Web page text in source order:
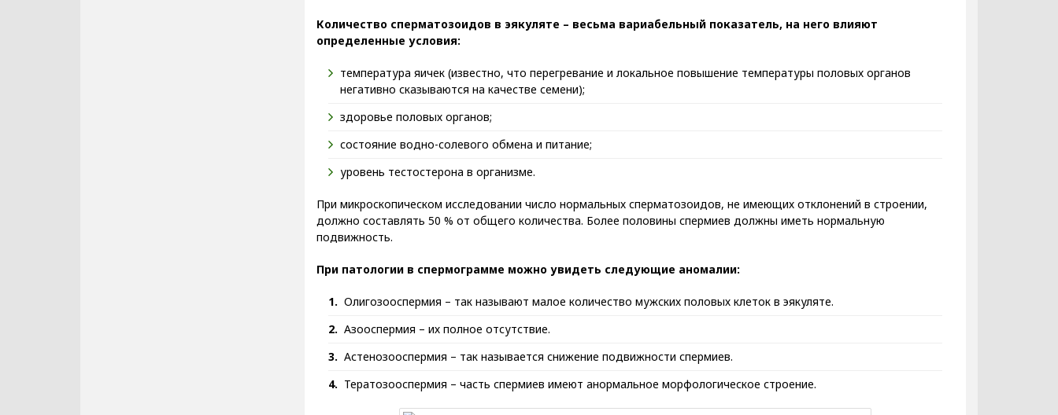
Количество сперматозоидов в эякуляте – весьма вариабельный показатель, на него влияют
определенные условия:
температура яичек (известно, что перегревание и локальное повышение температуры половых органов
негативно сказываются на качестве семени);
здоровье половых органов;
состояние водно-солевого обмена и питание;
уровень тестостерона в организме.
При микроскопическом исследовании число нормальных сперматозоидов, не имеющих отклонений в строении,
должно составлять 50 % от общего количества. Более половины спермиев должны иметь нормальную
подвижность.
При патологии в спермограмме можно увидеть следующие аномалии:
Олигозооспермия – так называют малое количество мужских половых клеток в эякуляте.
Азооспермия – их полное отсутствие.
Астенозооспермия – так называется снижение подвижности спермиев.
Тератозооспермия – часть спермиев имеют анормальное морфологическое строение.